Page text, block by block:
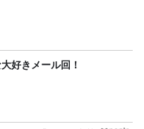
好きメール回！